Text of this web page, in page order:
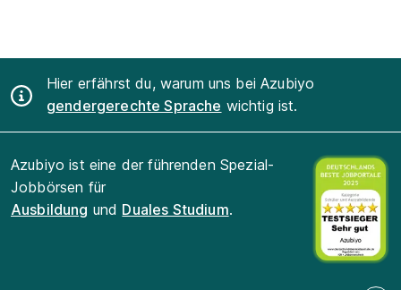
Hier erfährst du, warum uns bei Azubiyo
gendergerechte Sprache wichtig ist.
Azubiyo ist eine der führenden Spezial-
Jobbörsen für
Ausbildung und Duales Studium.